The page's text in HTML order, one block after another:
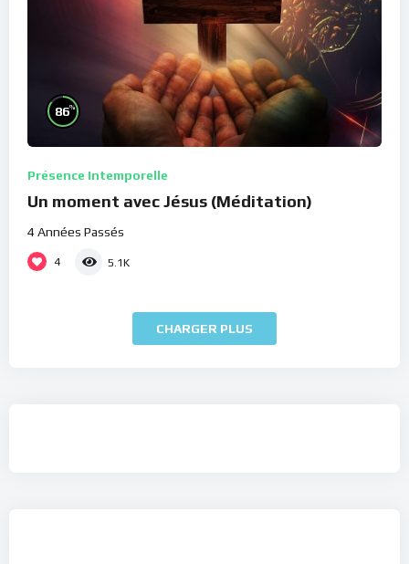
86%
Présence Intemporelle
Un moment avec Jésus (Méditation)
4 Années Passés
4 5.1K
CHARGER PLUS